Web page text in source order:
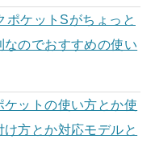
ポケットSがちょっと
のでおすすめの使い
ットの使い方とか使
方とか対応モデルと